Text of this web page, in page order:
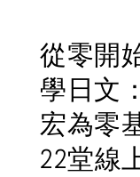
從零開
學日文
宏為零
22堂線